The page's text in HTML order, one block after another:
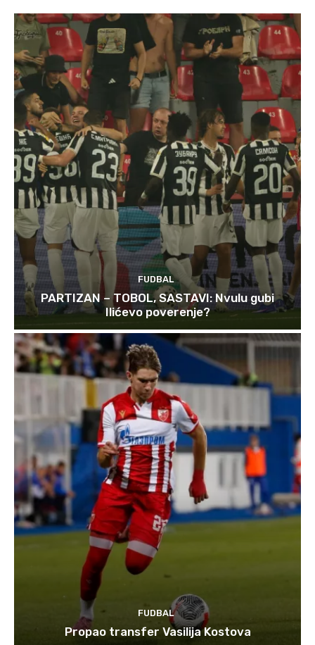
FUDBAL
PARTIZAN – TOBOL, SASTAVI: Nvulu gubi
Ilićevo poverenje?
FUDBAL
Propao transfer Vasilija Kostova